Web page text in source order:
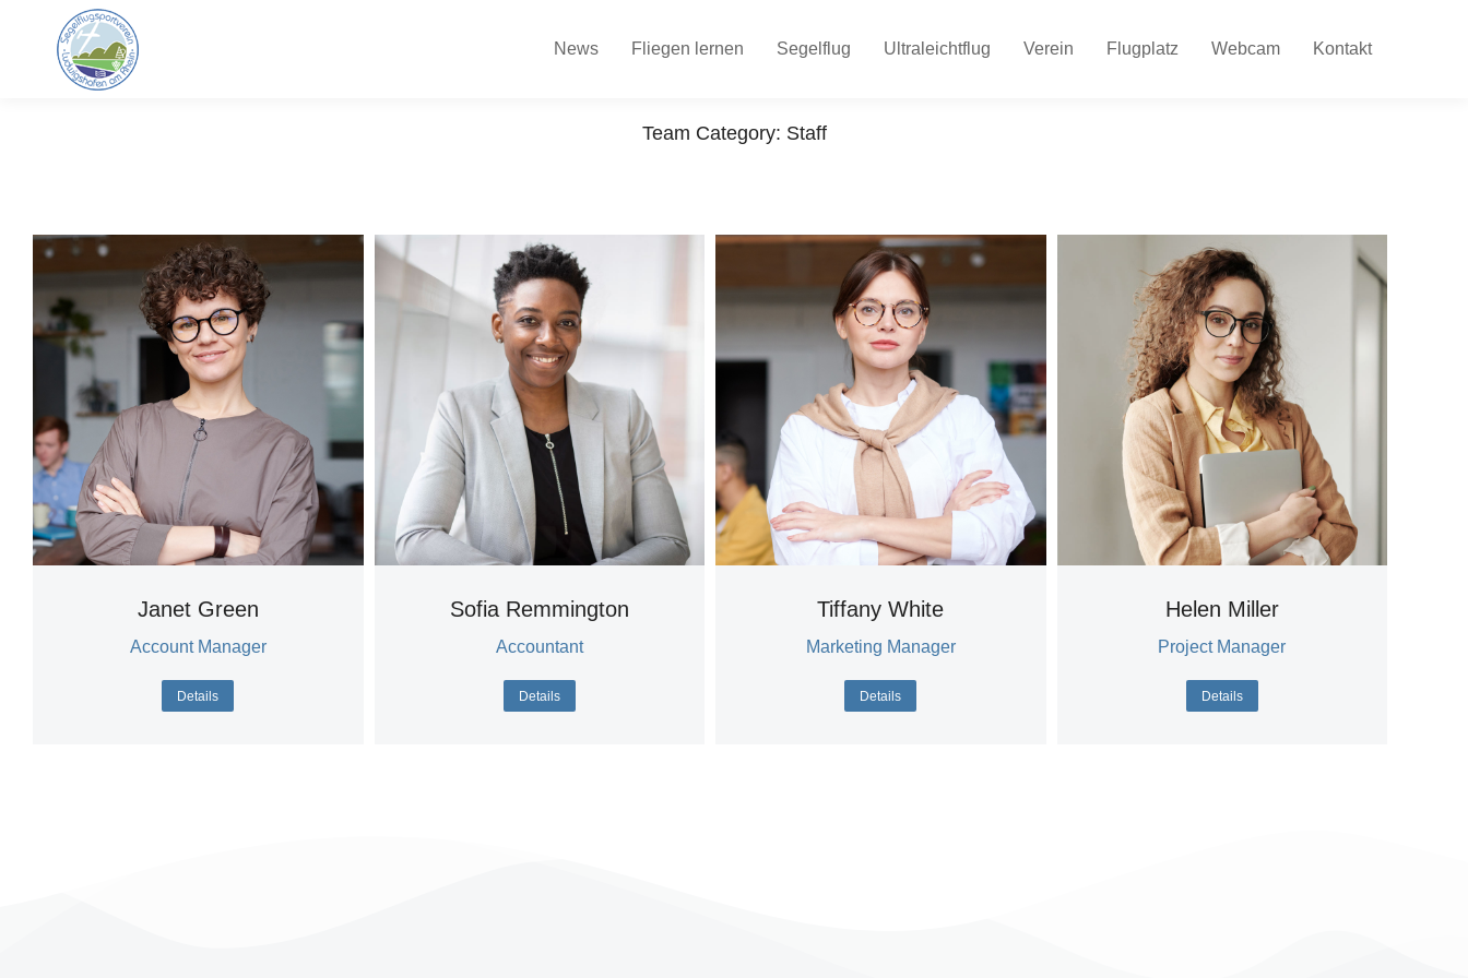
News Fliegen lernen Segelflug Ultraleichtflug Verein Flugplatz Webcam Kontakt
Team Category: Staff
Janet Green
Account Manager
Details
Sofia Remmington
Accountant
Details
Tiffany White
Marketing Manager
Details
Helen Miller
Project Manager
Details